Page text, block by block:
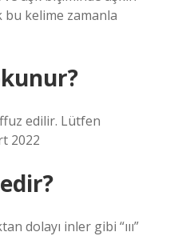
kelime zamanla
edilir. Lütfen
2022
dolayı inler gibi “ııı”